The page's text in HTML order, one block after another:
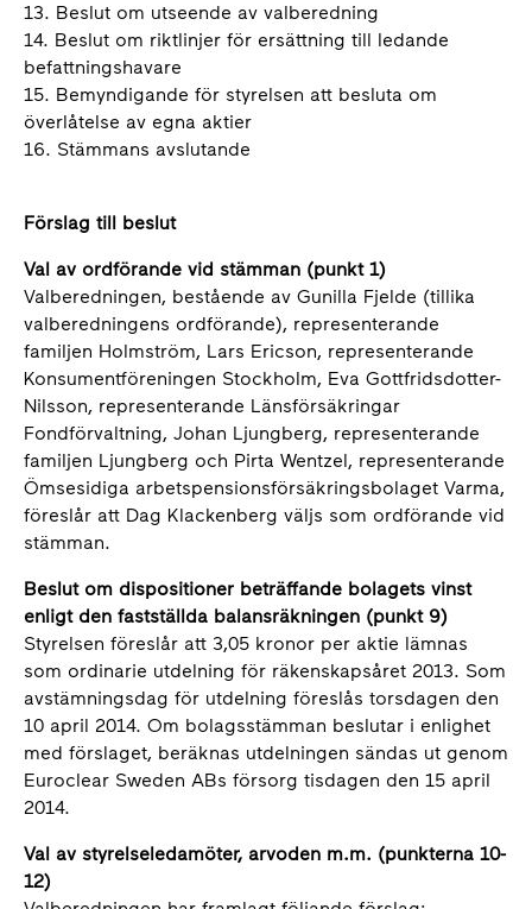
13. Beslut om utseende av valberedning
14. Beslut om riktlinjer för ersättning till ledande
befattningshavare
15. Bemyndigande för styrelsen att besluta om
överlåtelse av egna aktier
16. Stämmans avslutande
Förslag till beslut
Val av ordförande vid stämman (punkt 1)
Valberedningen, bestående av Gunilla Fjelde (tillika
valberedningens ordförande), representerande
familjen Holmström, Lars Ericson, representerande
Konsumentföreningen Stockholm, Eva Gottfridsdotter-
Nilsson, representerande Länsförsäkringar
Fondförvaltning, Johan Ljungberg, representerande
familjen Ljungberg och Pirta Wentzel, representerande
Ömsesidiga arbetspensionsförsäkringsbolaget Varma,
föreslår att Dag Klackenberg väljs som ordförande vid
stämman.
Beslut om dispositioner beträffande bolagets vinst
enligt den fastställda balansräkningen (punkt 9)
Styrelsen föreslår att 3,05 kronor per aktie lämnas
som ordinarie utdelning för räkenskapsåret 2013. Som
avstämningsdag för utdelning föreslås torsdagen den
10 april 2014. Om bolagsstämman beslutar i enlighet
med förslaget, beräknas utdelningen sändas ut genom
Euroclear Sweden ABs försorg tisdagen den 15 april
2014.
Val av styrelseledamöter, arvoden m.m. (punkterna 10-
12)